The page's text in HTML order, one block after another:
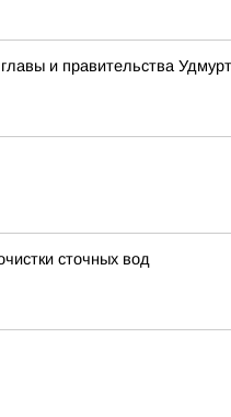
и правительства
сточных вод